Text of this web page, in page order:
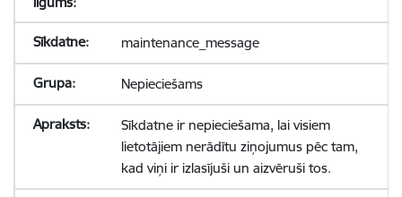
maintenance_message
Nepieciešams
Sīkdatne ir nepieciešama, lai visiem
lietotājiem nerādītu ziņojumus pēc tam,
kad viņi ir izlasījuši un aizvēruši tos.